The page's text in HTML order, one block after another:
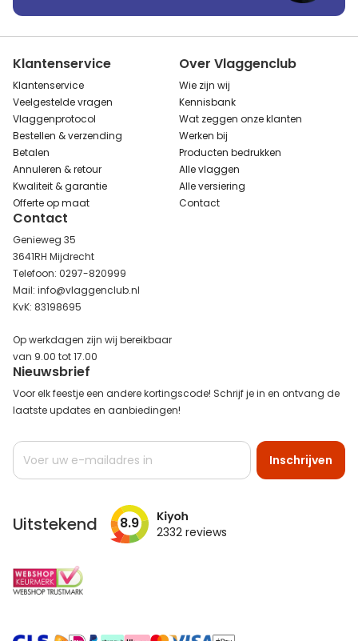
Klantenservice
Klantenservice
Veelgestelde vragen
Vlaggenprotocol
Bestellen & verzending
Betalen
Annuleren & retour
Kwaliteit & garantie
Offerte op maat
Over Vlaggenclub
Wie zijn wij
Kennisbank
Wat zeggen onze klanten
Werken bij
Producten bedrukken
Alle vlaggen
Alle versiering
Contact
Contact
Genieweg 35
3641RH Mijdrecht
Telefoon: 0297-820999
Mail: info@vlaggenclub.nl
KvK: 83198695
Op werkdagen zijn wij bereikbaar
van 9.00 tot 17.00
Nieuwsbrief
Voor elk feestje een andere kortingscode! Schrijf je in en ontvang de
laatste updates en aanbiedingen!
Abonneer
op
Inschrijven
Uitstekend 8.9 2332 reviews